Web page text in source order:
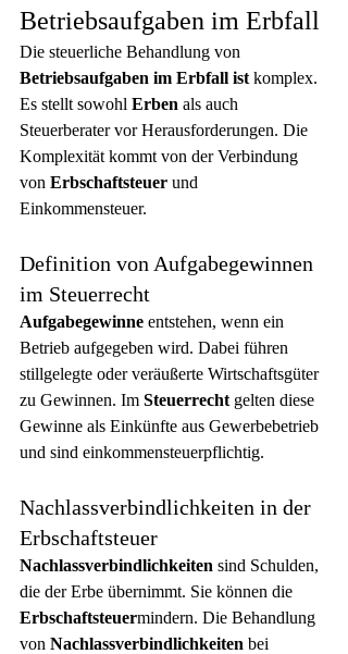
Betriebsaufgaben im Erbfall
Die steuerliche Behandlung von
Betriebsaufgaben im Erbfall ist komplex.
Es stellt sowohl Erben als auch
Steuerberater vor Herausforderungen. Die
Komplexität kommt von der Verbindung
von Erbschaftsteuer und
Einkommensteuer.
Definition von Aufgabegewinnen
im Steuerrecht
Aufgabegewinne entstehen, wenn ein
Betrieb aufgegeben wird. Dabei führen
stillgelegte oder veräußerte Wirtschaftsgüter
zu Gewinnen. Im Steuerrecht gelten diese
Gewinne als Einkünfte aus Gewerbebetrieb
und sind einkommensteuerpflichtig.
Nachlassverbindlichkeiten in der
Erbschaftsteuer
Nachlassverbindlichkeiten sind Schulden,
die der Erbe übernimmt. Sie können die
Erbschaftsteuermindern. Die Behandlung
von Nachlassverbindlichkeiten bei